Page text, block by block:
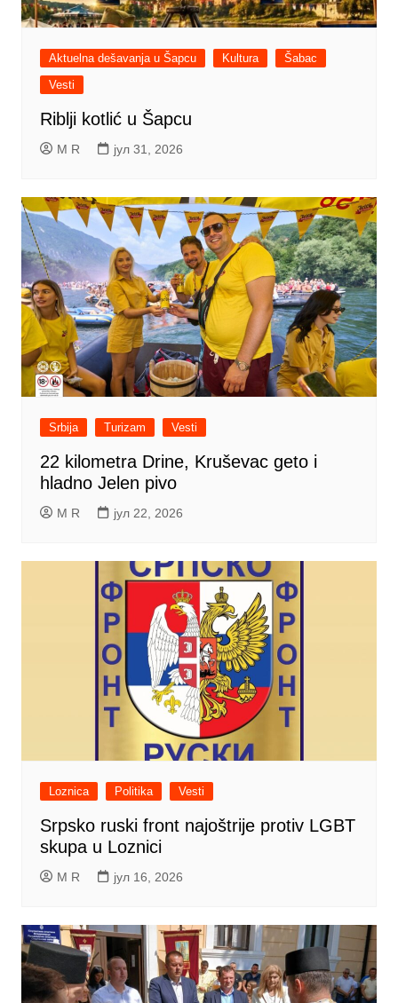
Aktuelna dešavanja u Šapcu Kultura
Šabac
Vesti
Riblji kotlić u Šapcu
M R јул 31, 2026
Srbija Turizam Vesti
22 kilometra Drine, Kruševac geto i
hladno Jelen pivo
M R јул 22, 2026
Loznica Politika Vesti
Srpsko ruski front najoštrije protiv LGBT
skupa u Loznici
M R јул 16, 2026